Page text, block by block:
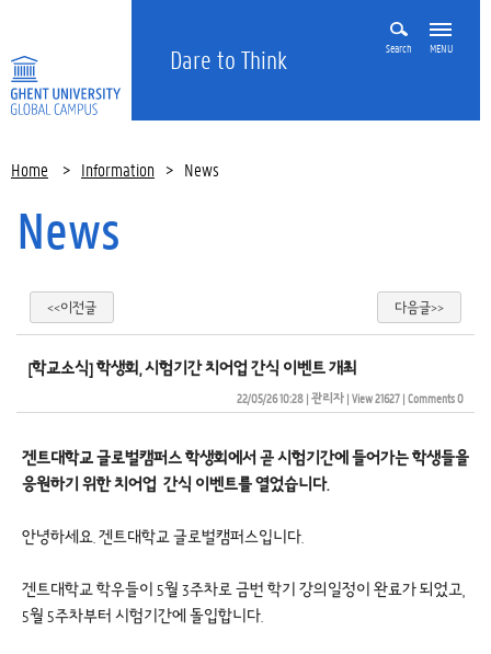
Dare to Think Search MENU
Home > Information > News
News
<<이전글 다음글>>
[학교소식] 학생회, 시험기간 치어업 간식 이벤트 개최
22/05/26 10:28| 관리자| View 21627| Comments 0
겐트대학교 글로벌캠퍼스 학생회에서 곧 시험기간에 들어가는 학생들을
응원하기 위한 치어업 간식 이벤트를 열었습니다.
안녕하세요. 겐트대학교 글로벌캠퍼스입니다.
겐트대학교 학우들이 5월 3주차로 금번 학기 강의일정이 완료가 되었고,
5월 5주차부터 시험기간에 돌입합니다.